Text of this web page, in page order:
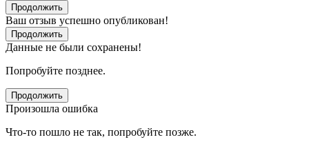
Продолжить
Ваш отзыв успешно опубликован!
Продолжить
Данные не были сохранены!
Попробуйте позднее.
Продолжить
Произошла ошибка
Что-то пошло не так, попробуйте позже.